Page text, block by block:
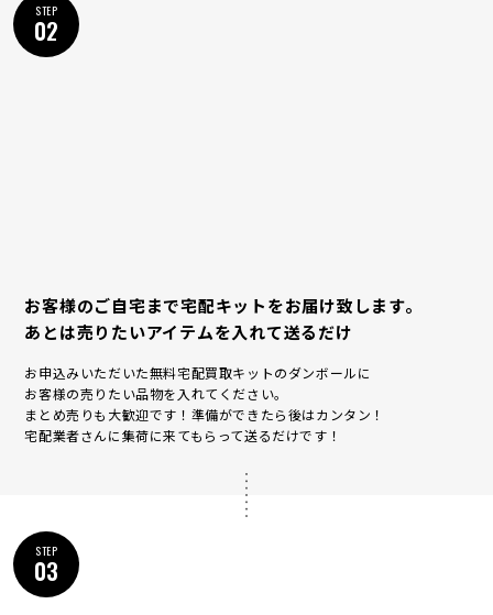
STEP
02
お客様のご自宅まで宅配キットをお届け致します。
あとは売りたいアイテムを入れて送るだけ
お申込みいただいた無料宅配買取キットのダンボールに
お客様の売りたい品物を入れてください。
まとめ売りも大歓迎です！準備ができたら後はカンタン！
宅配業者さんに集荷に来てもらって送るだけです！
STEP
03